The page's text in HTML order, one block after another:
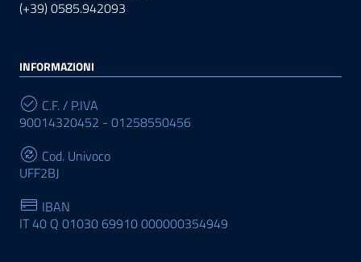
(+39) 0585.942093
INFORMAZIONI
C.F. / P.IVA
90014320452 - 01258550456
Cod. Univoco
UFF2BJ
IBAN
IT 40 Q 01030 69910 000000354949